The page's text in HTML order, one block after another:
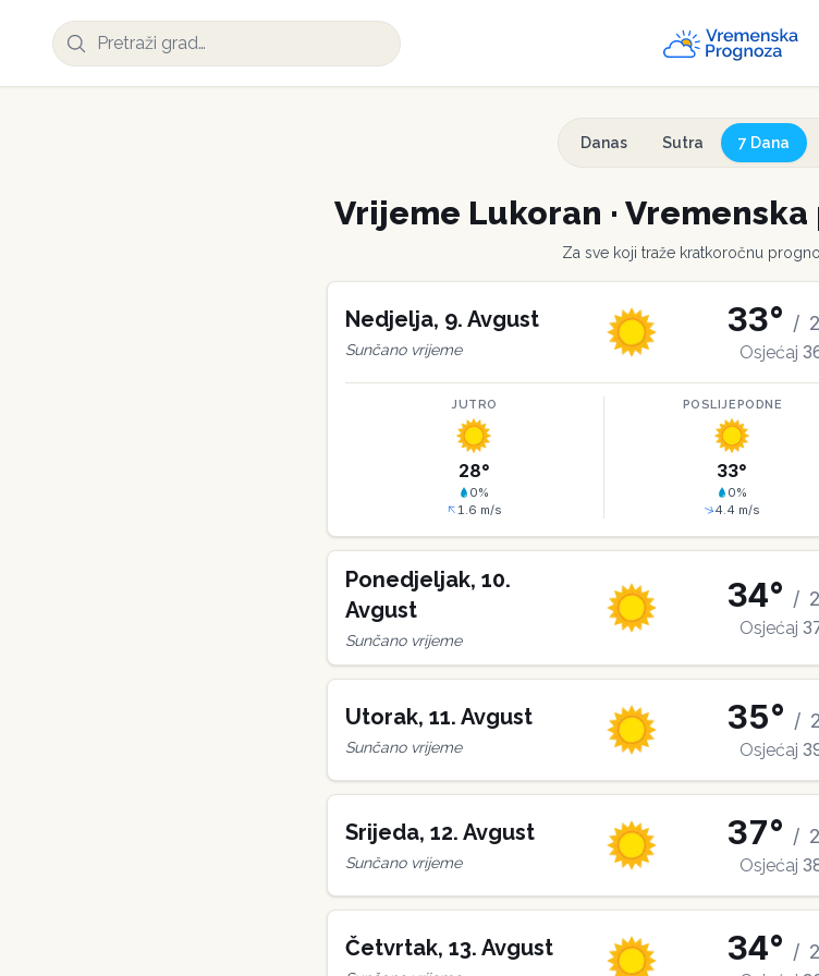
Danas Sutra 7 Dana
Vrijeme Lukoran · Vremenska
Za sve koji traže kratkoročnu
Nedjelja, 9. Avgust
Sunčano vrijeme
33° /
Osjećaj
JUTRO
28°
0%
1.6 m/s
POSLIJEPODNE
33°
0%
4.4 m/s
Ponedjeljak, 10.
Avgust
Sunčano vrijeme
34° /
Osjećaj
Utorak, 11. Avgust
Sunčano vrijeme
35° /
Osjećaj
Srijeda, 12. Avgust
Sunčano vrijeme
37° /
Osjećaj
Četvrtak, 13. Avgust 34° /